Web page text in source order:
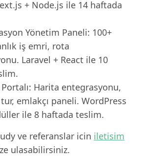
+ Node.js ile 14 haftada
Yönetim Paneli: 100+
iş emri, rota
Laravel + React ile 10
Harita entegrasyonu,
emlakçı paneli. WordPress
ile 8 haftada teslim.
ve referanslar icin iletisim
ulasabilirsiniz.